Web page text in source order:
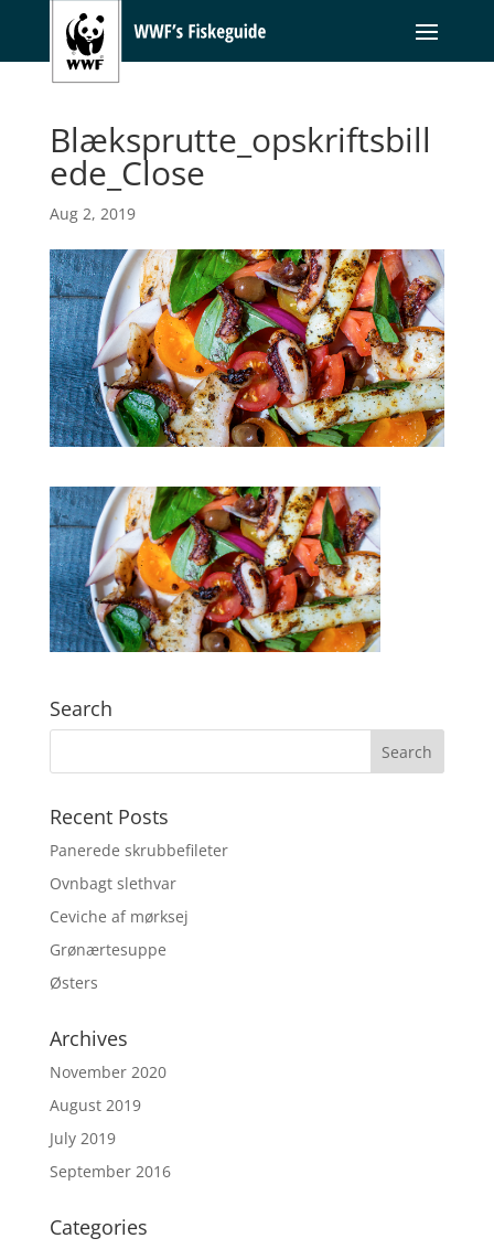
Blæksprutte_opskriftsbill
ede_Close
Aug 2, 2019
Search
Recent Posts
Panerede skrubbefileter
Ovnbagt slethvar
Ceviche af mørksej
Grønærtesuppe
Østers
Archives
November 2020
August 2019
July 2019
September 2016
Categories